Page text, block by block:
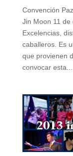
Convención
Jin Moon 11
Excelencias,
caballeros. Es
que provienen
convocar esta...